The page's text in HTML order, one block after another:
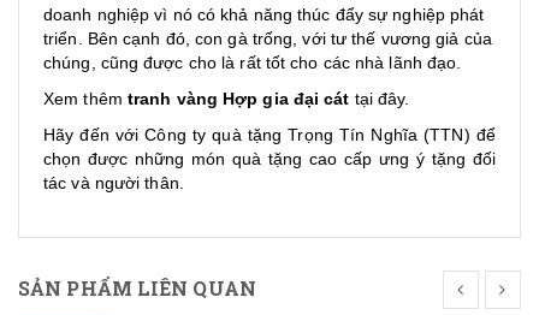
doanh nghiệp vì nó có khả năng thúc đẩy sự nghiệp phát
triển. Bên cạnh đó, con gà trống, với tư thế vương giả của
chúng, cũng được cho là rất tốt cho các nhà lãnh đạo.
Xem thêm tranh vàng Hợp gia đại cát tại đây.
Hãy đến vớiCông ty quà tặng Trọng Tín Nghĩa (TTN) để
chọn được những mónquà tặng cao cấp ưng ý tặng đối
tác và người thân.
SẢN PHẨM LIÊN QUAN